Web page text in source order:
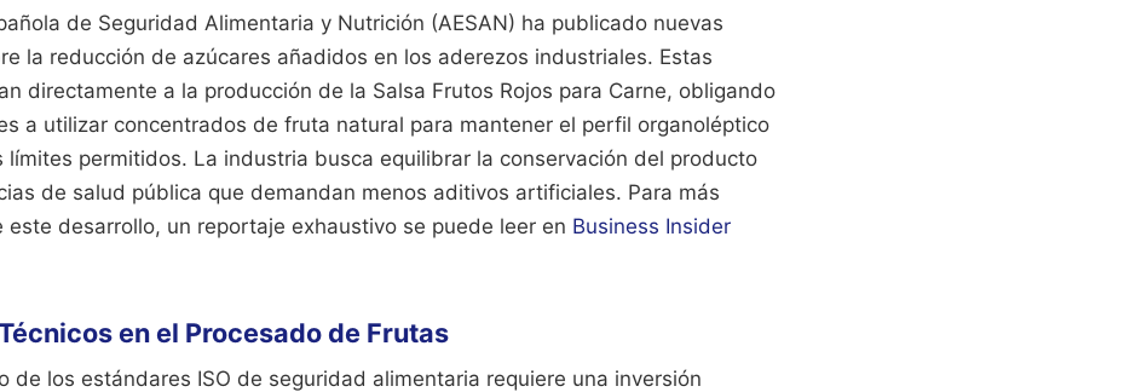
de Seguridad Alimentaria y Nutrición (AESAN) ha publicado nuevas
la reducción de azúcares añadidos en los aderezos industriales. Estas
directamente a la producción de la Salsa Frutos Rojos para Carne, obligando
a utilizar concentrados de fruta natural para mantener el perfil organoléptico
límites permitidos. La industria busca equilibrar la conservación del producto
de salud pública que demandan menos aditivos artificiales. Para más
este desarrollo, un reportaje exhaustivo se puede leer en Business Insider
en el Procesado de Frutas
de los estándares ISO de seguridad alimentaria requiere una inversión